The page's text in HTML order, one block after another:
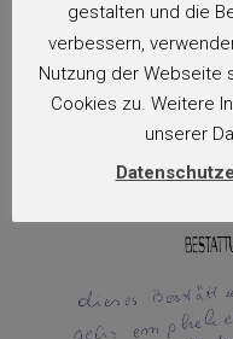
gestalten und die
verbessern,
Nutzung der Webseite
Cookies zu. Weitere
unserer